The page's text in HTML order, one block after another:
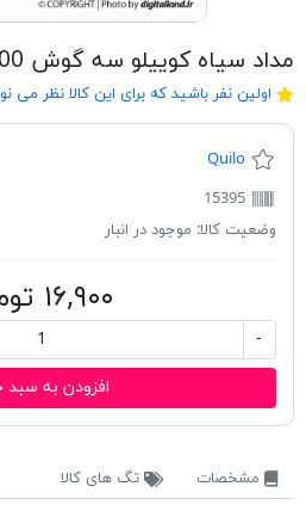
مداد سیاه کوییلو سه گوش 633000
اولین نفر باشید که برای این کالا نظر می
Quilo
15395
وضعیت کالا: موجود در انبار
۱۶,۹۰۰ تومان
-
افزودن به سبد
مشخصات تگ های کالا